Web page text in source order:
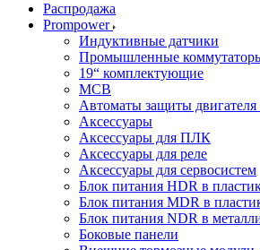
Распродажа
Prompower
Индуктивные датчики
Промышленные
19“ комплектующие
MCB
Автоматы защиты
Аксессуары
Аксессуары для ПЛК
Аксессуары для реле
Аксессуары для сервосистем
Блок питания HDR в
Блок питания MDR в
Блок питания NDR в
Боковые панели